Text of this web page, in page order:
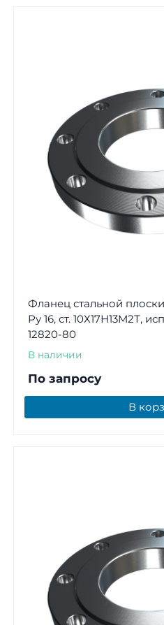
Фланец стальной
Ру 16, ст. 10Х17Н13М2Т,
12820-80
В наличии
По запросу
В